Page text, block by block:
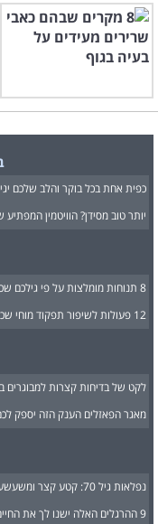
כפית אחת בכל בוקר והלב שלכם
יותר טוב מסידן? הוויטמין
8 תנוחות מומלצות על פי גילכם שכדאי לנסות כבר הלילה במיטה
12 פעולות לשיפור תפקוד מוחי שכדאי לכם לבצע, במיוחד את 6!
לקט של בדיחות קצרות למבוגרים
מאגר הפאזלים הענק הזה יספק
נפלאות גיל 70: קטע קצר ומשעשע שמוכיח שלכל גיל יש יתרונות!
9 ההרגלים האלה ישנו לך את החיים - טיפ מספר 5 מומלץ בחום!